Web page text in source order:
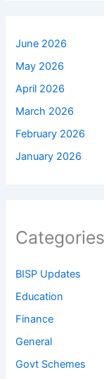
June 2026
May 2026
April 2026
March 2026
February 2026
January 2026
Categories
BISP Updates
Education
Finance
General
Govt Schemes